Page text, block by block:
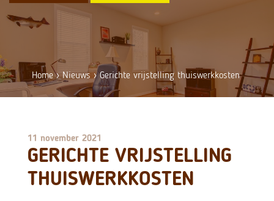
Home›Nieuws›Gerichte vrijstelling thuiswerkkosten
11 november 2021
GERICHTE VRIJSTELLING
THUISWERKKOSTEN